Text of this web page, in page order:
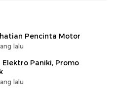
Pencinta Motor
lalu
Paniki, Promo
lalu